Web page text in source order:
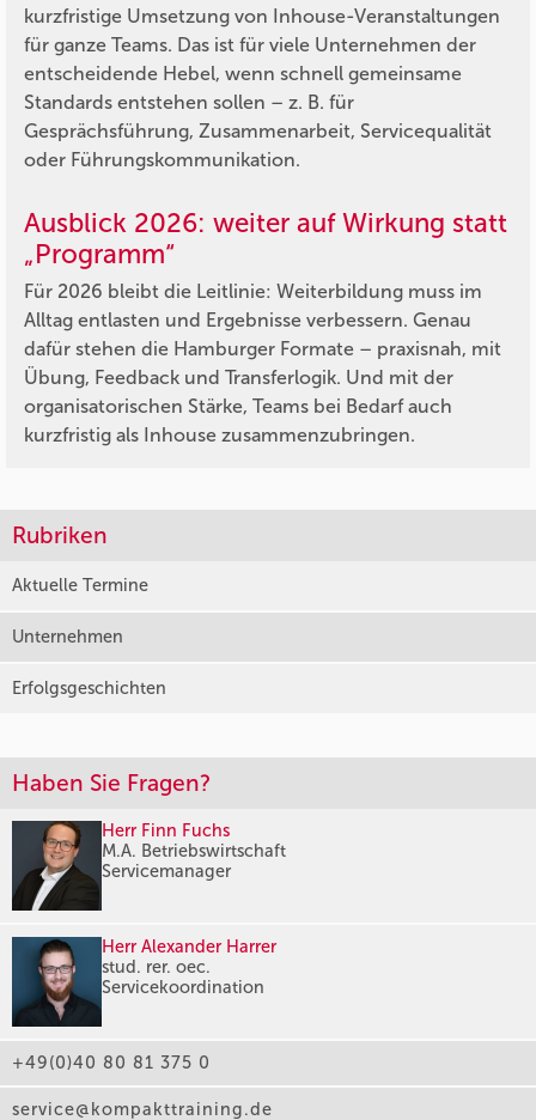
kurzfristige Umsetzung von Inhouse-Veranstaltungen
für ganze Teams. Das ist für viele Unternehmen der
entscheidende Hebel, wenn schnell gemeinsame
Standards entstehen sollen – z. B. für
Gesprächsführung, Zusammenarbeit, Servicequalität
oder Führungskommunikation.
Ausblick 2026: weiter auf Wirkung statt
„Programm“
Für 2026 bleibt die Leitlinie: Weiterbildung muss im
Alltag entlasten und Ergebnisse verbessern. Genau
dafür stehen die Hamburger Formate – praxisnah, mit
Übung, Feedback und Transferlogik. Und mit der
organisatorischen Stärke, Teams bei Bedarf auch
kurzfristig als Inhouse zusammenzubringen.
Rubriken
Aktuelle Termine
Unternehmen
Erfolgsgeschichten
Haben Sie Fragen?
Herr Finn Fuchs
M.A. Betriebswirtschaft
Servicemanager
Herr Alexander Harrer
stud. rer. oec.
Servicekoordination
+49(0)40 80 81 375 0
service@kompakttraining.de